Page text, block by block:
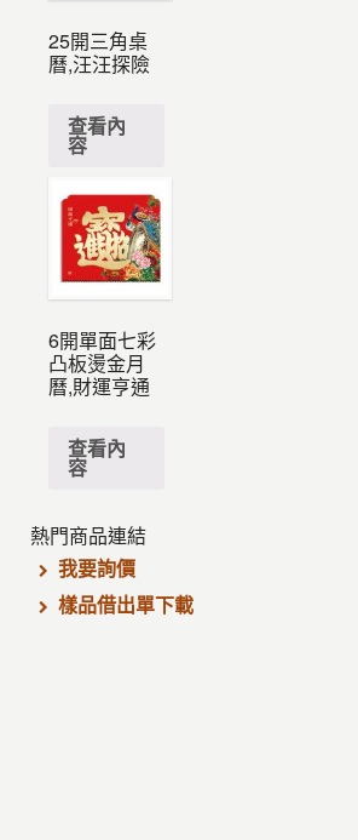
25開三角桌
曆,汪汪探險
查看內
容
6開單面七彩
凸板燙金月
曆,財運亨通
查看內
容
熱門商品連結
我要詢價
樣品借出單下載